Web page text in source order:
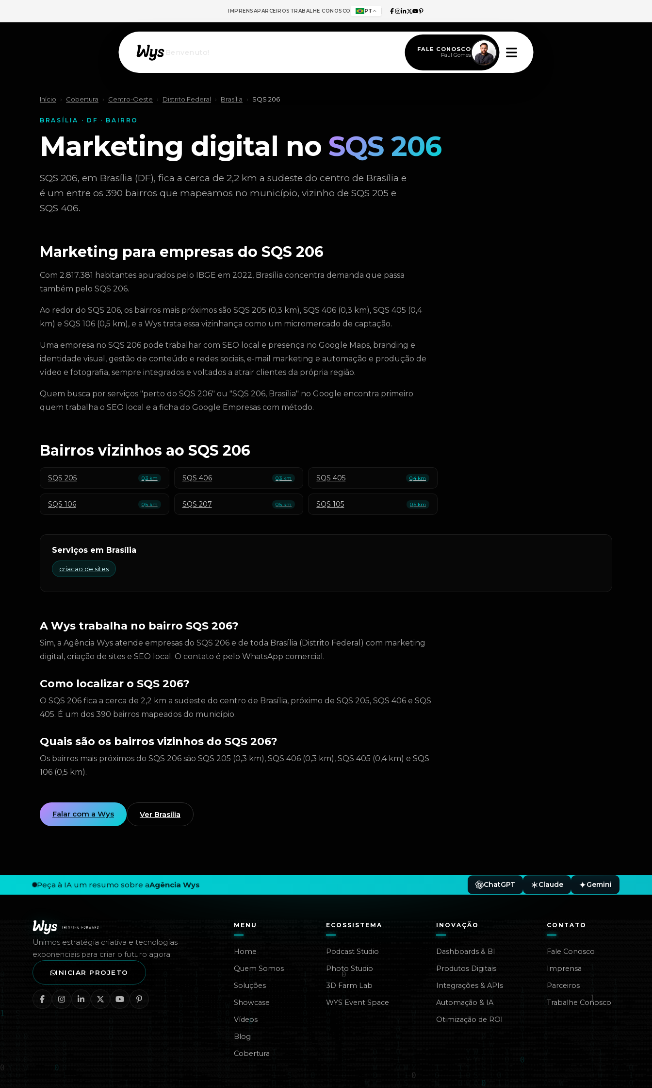
IMPRENSAPARCEIROS TRABALHE CONOSCO PT
Willkommen! FALE CONOSCO
Paul Gomes
Início › Cobertura › Centro-Oeste › Distrito Federal › Brasília › SQS 206
BRASÍLIA · DF · BAIRRO
Marketing digital no SQS 206
SQS 206, em Brasília (DF), fica a cerca de 2,2 km a sudeste do centro de Brasília e
é um entre os 390 bairros que mapeamos no município, vizinho de SQS 205 e
SQS 406.
Marketing para empresas do SQS 206
Com 2.817.381 habitantes apurados pelo IBGE em 2022, Brasília concentra demanda que passa
também pelo SQS 206.
Ao redor do SQS 206, os bairros mais próximos são SQS 205 (0,3 km), SQS 406 (0,3 km), SQS 405 (0,4
km) e SQS 106 (0,5 km), e a Wys trata essa vizinhança como um micromercado de captação.
Uma empresa no SQS 206 pode trabalhar com SEO local e presença no Google Maps, branding e
identidade visual, gestão de conteúdo e redes sociais, e-mail marketing e automação e produção de
vídeo e fotografia, sempre integrados e voltados a atrair clientes da própria região.
Quem busca por serviços "perto do SQS 206" ou "SQS 206, Brasília" no Google encontra primeiro
quem trabalha o SEO local e a ficha do Google Empresas com método.
Bairros vizinhos ao SQS 206
SQS 205 0,3 km SQS 406 0,3 km SQS 405 0,4 km
SQS 106 0,5 km SQS 207 0,5 km SQS 105 0,5 km
Serviços em Brasília
criacao de sites
A Wys trabalha no bairro SQS 206?
Sim, a Agência Wys atende empresas do SQS 206 e de toda Brasília (Distrito Federal) com marketing
digital, criação de sites e SEO local. O contato é pelo WhatsApp comercial.
Como localizar o SQS 206?
O SQS 206 fica a cerca de 2,2 km a sudeste do centro de Brasília, próximo de SQS 205, SQS 406 e SQS
405. É um dos 390 bairros mapeados do município.
Quais são os bairros vizinhos do SQS 206?
Os bairros mais próximos do SQS 206 são SQS 205 (0,3 km), SQS 406 (0,3 km), SQS 405 (0,4 km) e SQS
106 (0,5 km).
Falar com a Wys Ver Brasília
Rodapé — Agência Wys
Peça à IA um resumo sobre aAgência Wys ChatGPT Claude Gemini
Unimos estratégia criativa e tecnologias
exponenciais para criar o futuro agora.
INICIAR PROJETO
MENU
Home
Quem Somos
Soluções
Showcase
Vídeos
Blog
Cobertura
ECOSSISTEMA
Podcast Studio
Photo Studio
3D Farm Lab
WYS Event Space
INOVAÇÃO
Dashboards & BI
Produtos Digitais
Integrações & APIs
Automação & IA
Otimização de ROI
CONTATO
Fale Conosco
Imprensa
Parceiros
Trabalhe Conosco